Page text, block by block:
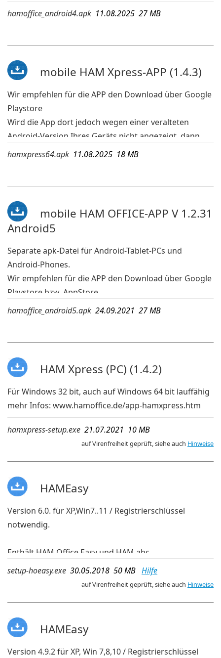
Wird die App dort jedoch wegen einer veralteten
bei Android 4 lauffähig.
mehr Infos:www.hamoffice.de/app-hamoffice.htm
hamoffice_android4.apk 11.08.2025 27 MB
mobile HAM Xpress-APP (1.4.3)
Wir empfehlen für die APP den Download über Google
Playstore
Wird die App dort jedoch wegen einer veralteten
Android-Version Ihres Geräts nicht angezeigt, dann
kann die APK-Datei geladen und auf dem mobilen
hamxpress64.apk 11.08.2025 18 MB
mobile HAM OFFICE-APP V 1.2.31
Android5
Separate apk-Datei für Android-Tablet-PCs und
Android-Phones.
Wir empfehlen für die APP den Download über Google
Playstore bzw. AppStore.
Wird die App dort jedoch wegen einer veralteten
bei Android 5 lauffähig.
mehr Infos: www.hamoffice.de/app-hamoffice.htm
hamoffice_android5.apk 24.09.2021 27 MB
HAM Xpress (PC) (1.4.2)
Für Windows 32 bit, auch auf Windows 64 bit lauffähig
mehr Infos: www.hamoffice.de/app-hamxpress.htm
hamxpress-setup.exe 21.07.2021 10 MB
auf Virenfreiheit geprüft, siehe auch Hinweise
HAMEasy
Version 6.0. für XP,Win7..11 / Registrierschlüssel
notwendig.
Enthält HAM Office Easy und HAM abc
deutsche Sprache
setup-hoeasy.exe 30.05.2018 50 MB Hilfe
auf Virenfreiheit geprüft, siehe auch Hinweise
HAMEasy
Version 4.9.2 für XP, Win 7,8,10 / Registrierschlüssel